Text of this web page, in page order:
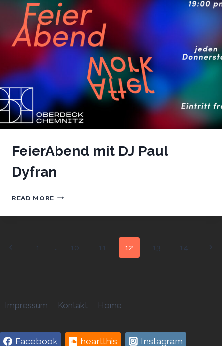
FeierAbend mit DJ Paul
Dyfran
READ MORE FEIERABEND
DJ
Page
Previous1 … 10 11 12 13 14
Impressum Kontakt Home
Facebook heartthis Instagram